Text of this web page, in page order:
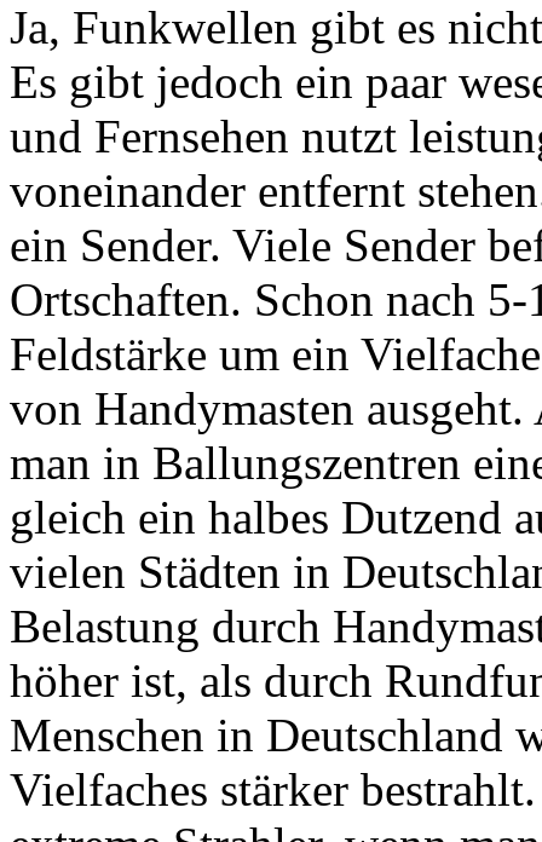
Ja, Funkwellen gibt es
Es gibt jedoch ein paar
und Fernsehen nutzt
voneinander entfernt
ein Sender. Viele Sender
Ortschaften. Schon nach
Feldstärke um ein
von Handymasten
man in Ballungszentren
gleich ein halbes Dutzend
vielen Städten in
Belastung durch
höher ist, als durch
Menschen in Deutschland
Vielfaches stärker